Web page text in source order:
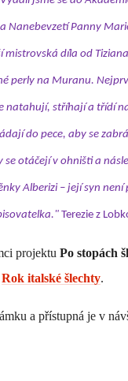
Nanebevzetí Panny
mistrovská díla od
perly na Muranu.
natahují, stříhají a třídí
do pece, aby se
se otáčejí v ohništi a
Alberizi – její syn není
Terezie z
projektu Po stopách
Rok italské šlechty.
a přístupná je v